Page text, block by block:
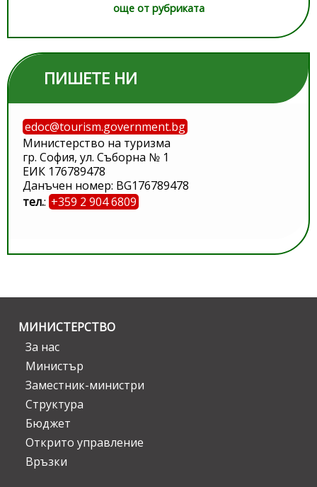
още от рубриката
ПИШЕТЕ НИ
edoc@tourism.government.bg
Министерство на туризма
гр. София, ул. Съборна № 1
ЕИК 176789478
Данъчен номер: BG176789478
тел.: +359 2 904 6809
МИНИСТЕРСТВО
За нас
Министър
Заместник-министри
Структура
Бюджет
Открито управление
Връзки